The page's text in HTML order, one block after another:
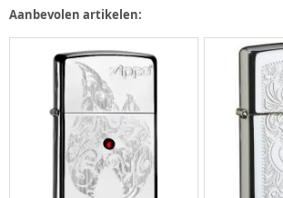
Aanbevolen artikelen: